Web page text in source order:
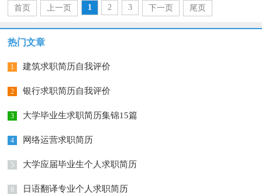
首页 上一页 1 2 3 下一页 尾页
热门文章
1 建筑求职简历自我评价
2 银行求职简历自我评价
3 大学毕业生求职简历集锦15篇
4 网络运营求职简历
5 大学应届毕业生个人求职简历
6 日语翻译专业个人求职简历